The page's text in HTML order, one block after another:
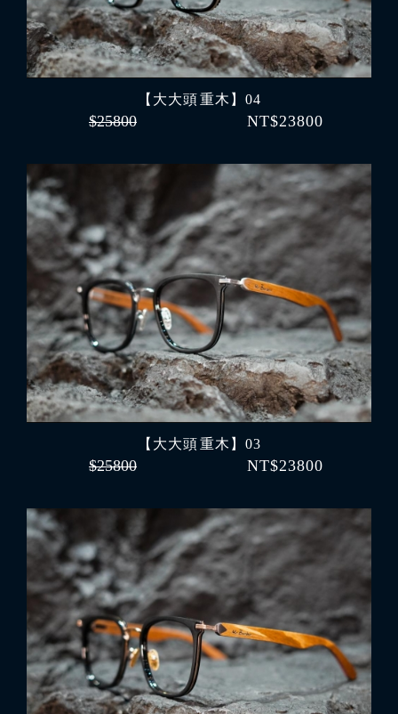
【大大頭 重木】04
$25800 NT$23800
【大大頭 重木】03
$25800 NT$23800